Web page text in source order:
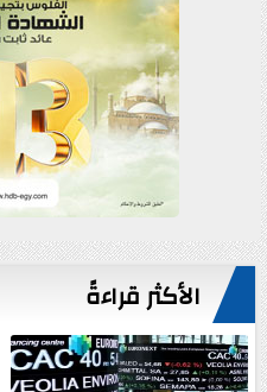
الأكثر قراءةً